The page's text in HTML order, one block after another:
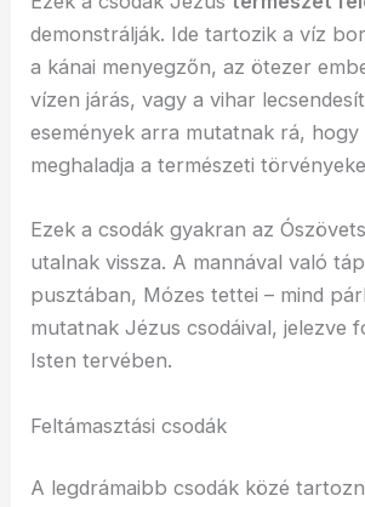
demonstrálják. Ide tartozik a víz
a kánai menyegzőn, az ötezer
vízen járás, vagy a vihar
események arra mutatnak rá, hogy
meghaladja a természeti
Ezek a csodák gyakran az
utalnak vissza. A mannával való
pusztában, Mózes tettei – mind
mutatnak Jézus csodáival, jelezve
Isten tervében.
Feltámasztási csodák
A legdrámaibb csodák közé